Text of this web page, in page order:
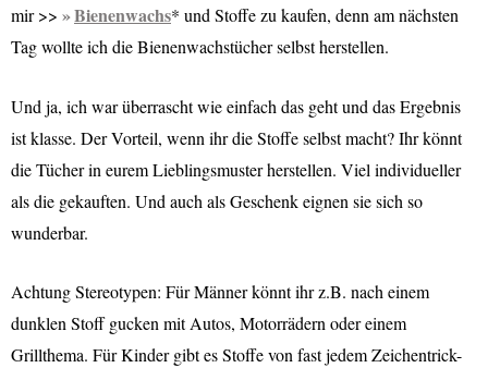
mir >>
Bienenwachs* und Stoffe zu kaufen, denn am nächsten
Tag wollte ich die Bienenwachstücher selbst herstellen.
Und ja, ich war überrascht wie einfach das geht und das Ergebnis
ist klasse. Der Vorteil, wenn ihr die Stoffe selbst macht? Ihr könnt
die Tücher in eurem Lieblingsmuster herstellen. Viel individueller
als die gekauften. Und auch als Geschenk eignen sie sich so
wunderbar.
Achtung Stereotypen: Für Männer könnt ihr z.B. nach einem
dunklen Stoff gucken mit Autos, Motorrädern oder einem
Grillthema. Für Kinder gibt es Stoffe von fast jedem Zeichentrick-